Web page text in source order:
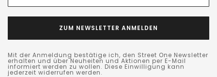
ZUM NEWSLETTER ANMELDEN
Mit der Anmeldung bestätige ich, den Street One Newsletter
erhalten und über Neuheiten und Aktionen per E-Mail
informiert werden zu wollen. Diese Einwilligung kann
jederzeit widerrufen werden.